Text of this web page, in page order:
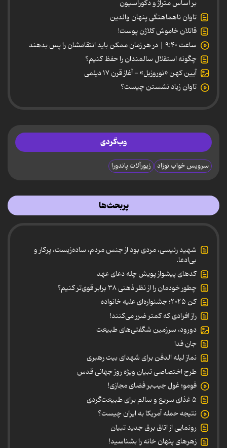
بر اساس متراژ و دکوراسیون
تاوان ناهماهنگی پنهان والدین
قاتلان خاموش کلاژن پوست!
ساعت ۹:۴۰ | در هر زمان ممکن باید انتقامشان را پس بدهند
چگونه استقلال سالمندان را حفظ کنیم؟
آیین کهن «نوروزبل» - آغاز قرن ۱۷ دیلمی
تاوان زیاد نشستن چیست؟
وب‌گردی
سرویس خواب نوزاد زیورآلات پاندورا
پربحث‌ها
شهید رئیسی، مردی بود از جنس مردم، ساده‌زیست، پرکار و
بی‌ادعا.
کدهای پیشواز پویش چله دعای عهد
چطور خودمان را از نظر ذهنی ۳۸ برابر قوی‌تر کنیم؟
کن ۲۰۲۵؛ جشنواره‌ای علیه خانواده
راز افرادی که کمتر ضرر می‌کنند!
دورود، سرزمین شگفتی‌های طبیعت
جان فدا
نماز لیله الدفن برای شهدای بیت رهبری
طرح اختصاصی تبیان ویژه روز جهانی قدس
فومو؛ غول جیب‌بر فضای مجازی!
۵ غذای سریع و سالم برای طبیعت‌گردی
نتیجه حمله آمریکا به ایران چیست؟
رونمایی از اتاق برق جدید تبیان
زهرهای پنهان خانه را بشناسید!